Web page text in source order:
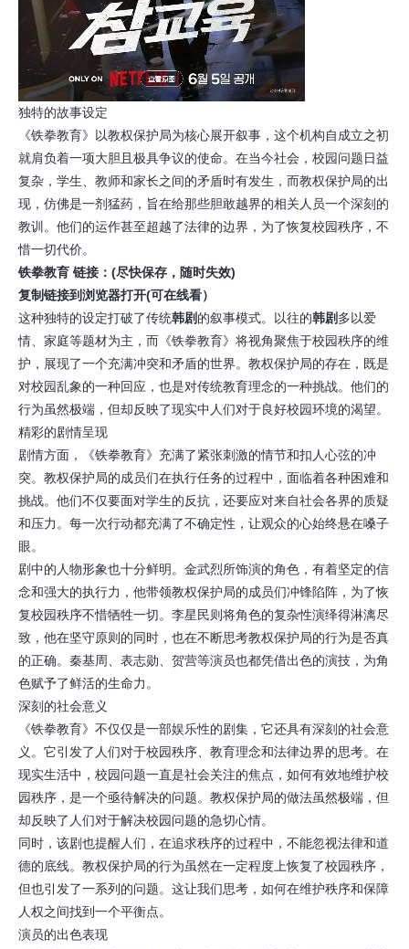
独特的故事设定
《铁拳教育》以教权保护局为核心展开叙事，这个机构自成立之初
就肩负着一项大胆且极具争议的使命。在当今社会，校园问题日益
复杂，学生、教师和家长之间的矛盾时有发生，而教权保护局的出
现，仿佛是一剂猛药，旨在给那些胆敢越界的相关人员一个深刻的
教训。他们的运作甚至超越了法律的边界，为了恢复校园秩序，不
惜一切代价。
铁拳教育 链接：(尽快保存，随时失效)
复制链接到浏览器打开(可在线看）
这种独特的设定打破了传统韩剧的叙事模式。以往的韩剧多以爱
情、家庭等题材为主，而《铁拳教育》将视角聚焦于校园秩序的维
护，展现了一个充满冲突和矛盾的世界。教权保护局的存在，既是
对校园乱象的一种回应，也是对传统教育理念的一种挑战。他们的
行为虽然极端，但却反映了现实中人们对于良好校园环境的渴望。
精彩的剧情呈现
剧情方面，《铁拳教育》充满了紧张刺激的情节和扣人心弦的冲
突。教权保护局的成员们在执行任务的过程中，面临着各种困难和
挑战。他们不仅要面对学生的反抗，还要应对来自社会各界的质疑
和压力。每一次行动都充满了不确定性，让观众的心始终悬在嗓子
眼。
剧中的人物形象也十分鲜明。金武烈所饰演的角色，有着坚定的信
念和强大的执行力，他带领教权保护局的成员们冲锋陷阵，为了恢
复校园秩序不惜牺牲一切。李星民则将角色的复杂性演绎得淋漓尽
致，他在坚守原则的同时，也在不断思考教权保护局的行为是否真
的正确。秦基周、表志勋、贺营等演员也都凭借出色的演技，为角
色赋予了鲜活的生命力。
深刻的社会意义
《铁拳教育》不仅仅是一部娱乐性的剧集，它还具有深刻的社会意
义。它引发了人们对于校园秩序、教育理念和法律边界的思考。在
现实生活中，校园问题一直是社会关注的焦点，如何有效地维护校
园秩序，是一个亟待解决的问题。教权保护局的做法虽然极端，但
却反映了人们对于解决校园问题的急切心情。
同时，该剧也提醒人们，在追求秩序的过程中，不能忽视法律和道
德的底线。教权保护局的行为虽然在一定程度上恢复了校园秩序，
但也引发了一系列的问题。这让我们思考，如何在维护秩序和保障
人权之间找到一个平衡点。
演员的出色表现